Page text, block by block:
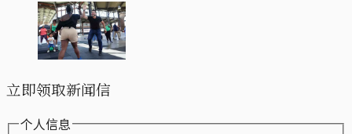
立即领取新闻信
个人信息